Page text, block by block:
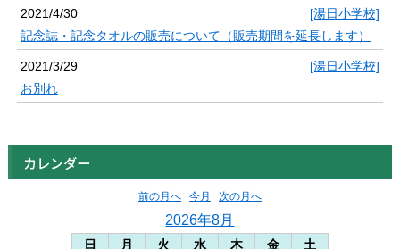
2021/4/30
[湯日小学校]
記念誌・記念タオルの販売について（販売期間を延長します）
2021/3/29
[湯日小学校]
お別れ
カレンダー
前の月へ 今月 次の月へ
2026年8月
日 月 火 水 木 金
土